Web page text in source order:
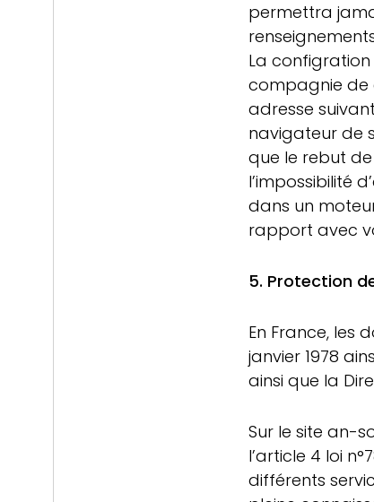
permettra
La
compagnie de
adresse
navigateur de
que le rebut
l’impossibilité
dans un
rapport avec
5. Protection
En France, les
janvier 1978
ainsi que la
Sur le site an-
l’article 4 loi
différents